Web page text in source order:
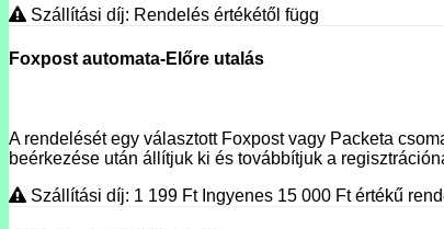
Szállítási díj: Rendelés értékétől függ
Foxpost automata-Előre utalás
A rendelését egy választott Foxpost vagy Packeta
beérkezése után állítjuk ki és továbbítjuk a
Szállítási díj: 1 199 Ft Ingyenes 15 000 Ftértékű